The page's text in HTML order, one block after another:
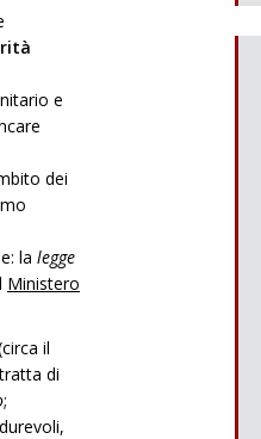
e
dei
la legge
Ministero
il
di
;